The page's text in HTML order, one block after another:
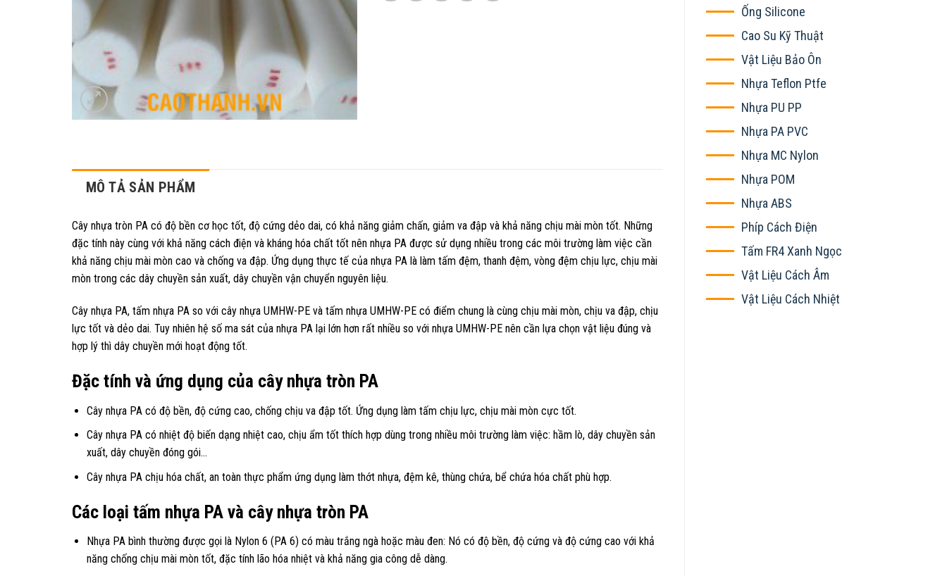
Ống Silicone
Cao Su Kỹ Thuật
Vật Liệu Bảo Ôn
Nhựa Teflon Ptfe
Nhựa PU PP
Nhựa PA PVC
Nhựa MC Nylon
Nhựa POM
Nhựa ABS
Phíp Cách Điện
Tấm FR4 Xanh Ngọc
Vật Liệu Cách Âm
Vật Liệu Cách Nhiệt
MÔ TẢ SẢN PHẨM
Cây nhựa tròn PA có độ bền cơ học tốt, độ cứng dẻo dai, có khả năng giảm chấn, giảm va đập và khả năng chịu mài mòn tốt. Những
đặc tính này cùng với khả năng cách điện và kháng hóa chất tốt nên nhựa PA được sử dụng nhiều trong các môi trường làm việc cần
khả năng chịu mài mòn cao và chống va đập. Ứng dụng thực tế của nhựa PA là làm tấm đệm, thanh đệm, vòng đệm chịu lực, chịu mài
mòn trong các dây chuyền sản xuất, dây chuyền vận chuyển nguyên liệu.
Cây nhựa PA, tấm nhựa PA so với cây nhựa UMHW-PE và tấm nhựa UMHW-PE có điểm chung là cùng chịu mài mòn, chịu va đập, chịu
lực tốt và dẻo dai. Tuy nhiên hệ số ma sát của nhựa PA lại lớn hơn rất nhiều so với nhựa UMHW-PE nên cần lựa chọn vật liệu đúng và
hợp lý thì dây chuyền mới hoạt động tốt.
Đặc tính và ứng dụng của cây nhựa tròn PA
Cây nhựa PA có độ bền, độ cứng cao, chống chịu va đập tốt. Ứng dụng làm tấm chịu lực, chịu mài mòn cực tốt.
Cây nhựa PA có nhiệt độ biến dạng nhiệt cao, chịu ẩm tốt thích hợp dùng trong nhiều môi trường làm việc: hầm lò, dây chuyền sản
xuất, dây chuyền đóng gói…
Cây nhựa PA chịu hóa chất, an toàn thực phẩm ứng dụng làm thớt nhựa, đệm kê, thùng chứa, bể chứa hóa chất phù hợp.
Các loại tấm nhựa PA và cây nhựa tròn PA
Nhựa PA bình thường được gọi là Nylon 6 (PA 6) có màu trắng ngà hoặc màu đen: Nó có độ bền, độ cứng và độ cứng cao với khả
năng chống chịu mài mòn tốt, đặc tính lão hóa nhiệt và khả năng gia công dễ dàng.